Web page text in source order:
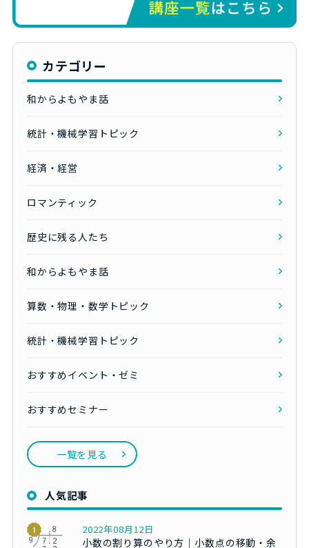
カテゴリー
和からよもやま話
統計・機械学習トピック
経済・経営
ロマンティック
歴史に残る人たち
和からよもやま話
算数・物理・数学トピック
統計・機械学習トピック
おすすめイベント・ゼミ
おすすめセミナー
一覧を見る
人気記事
2022年08月12日
小数の割り算のやり方｜小数点の移動・余